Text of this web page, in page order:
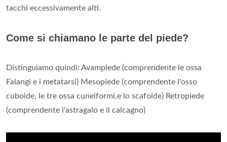
tacchi eccessivamente alti.
Come si chiamano le parte del piede?
Distinguiamo quindi: Avampiede (comprendente le ossa
Falangi e i metatarsi) Mesopiede (comprendente l'osso
cuboide, le tre ossa cuneiformi,e lo scafoide) Retropiede
(comprendente l'astragalo e il calcagno)